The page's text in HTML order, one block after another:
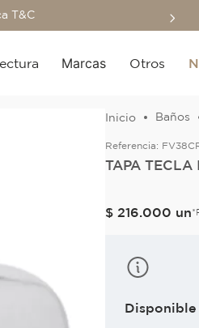
T&C
Marcas Otros
Baños
Referencia:
TAPA TECLA
$ 216.000 un